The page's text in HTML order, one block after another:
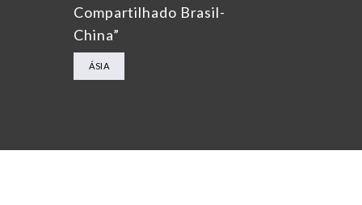
Compartilhado Brasil-
China”
ÁSIA